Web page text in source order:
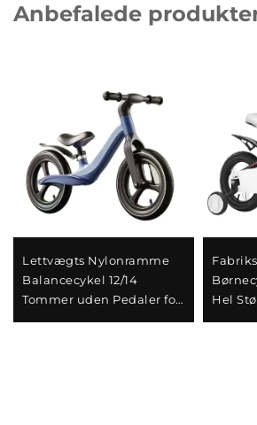
Anbefalede
Lettvægts Nylonramme
Balancecykel 12/14
Tommer uden Pedaler for
Børn 1-6 År til Engros
Hel